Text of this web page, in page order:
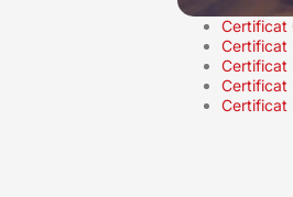
Certificat
Certificat
Certificat
Certificat
Certificat